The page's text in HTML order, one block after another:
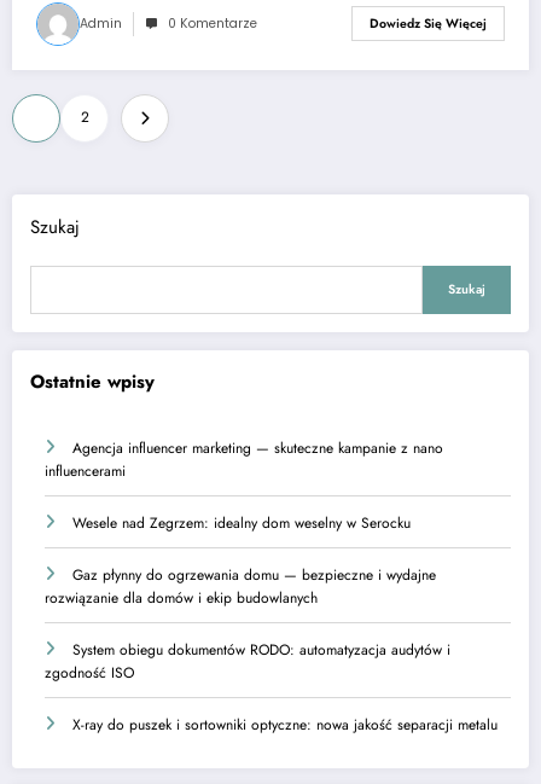
Admin 0 Komentarze Dowiedz Się Więcej
Stronicowanie
wpisów
2
Szukaj
Szukaj
Ostatnie wpisy
Agencja influencer marketing — skuteczne kampanie z nano
influencerami
Wesele nad Zegrzem: idealny dom weselny w Serocku
Gaz płynny do ogrzewania domu — bezpieczne i wydajne
rozwiązanie dla domów i ekip budowlanych
System obiegu dokumentów RODO: automatyzacja audytów i
zgodność ISO
X-ray do puszek i sortowniki optyczne: nowa jakość separacji metalu